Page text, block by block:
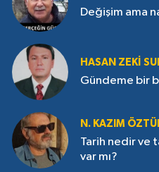
Değişim ama
HASAN ZEKI
Gündeme bir
N. KAZIM
Tarih nedir ve
var mı?